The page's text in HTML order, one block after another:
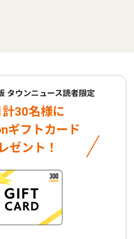
タウンニュース読者限定
30名様に
ギフトカード
ゼント！